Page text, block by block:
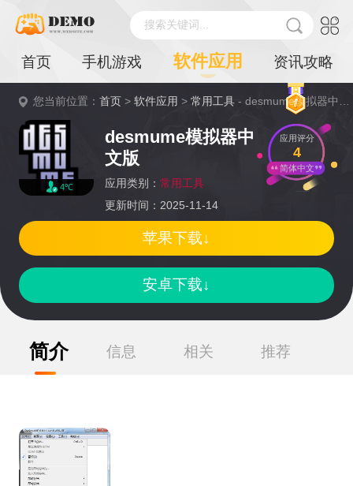
搜索关键词...
首页 手机游戏 软件应用 资讯攻略
您当前位置：首页 >软件应用 >常用工具 - desmume模拟器中文版详情
4℃
desmume模拟器中
文版
应用类别： 常用工具
更新时间：2025-11-14
应用评分
4
简体中文
安卓下载↓
苹果下载↓
简介 信息 相关 推荐